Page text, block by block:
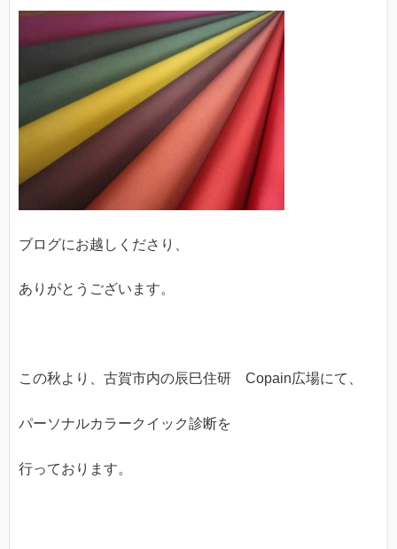
ブログにお越しくださり、
ありがとうございます。
この秋より、古賀市内の辰巳住研 Copain広場にて、
パーソナルカラークイック診断を
行っております。